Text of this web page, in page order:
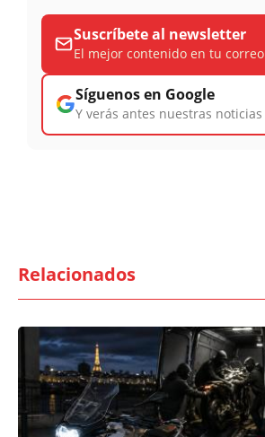
Suscríbete al newsletter
El mejor contenido en tu correo
Síguenos en Google
Y verás antes nuestras noticias
Relacionados